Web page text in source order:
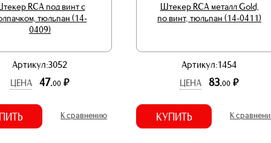
RCA под винт с
тюльпан (14-
0409)
Артикул:3052
ЦЕНА
47.00 р.
К сравнению
Штекер RCA металл Gold,
по винт, тюльпан (14-0411)
Артикул:1454
ЦЕНА
83.00 р.
КУПИТЬ К